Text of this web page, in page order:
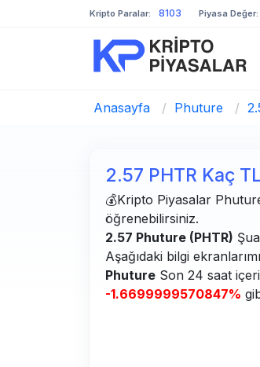
Kripto Paralar: 8103 Piyasa Değer:
Anasayfa / Phuture /
2.57 PHTR Kaç
💰Kripto Piyasalar
öğrenebilirsiniz.
2.57 Phuture (PHTR)
Aşağıdaki bilgi
Phuture Son 24 saat
-1.6699999570847%